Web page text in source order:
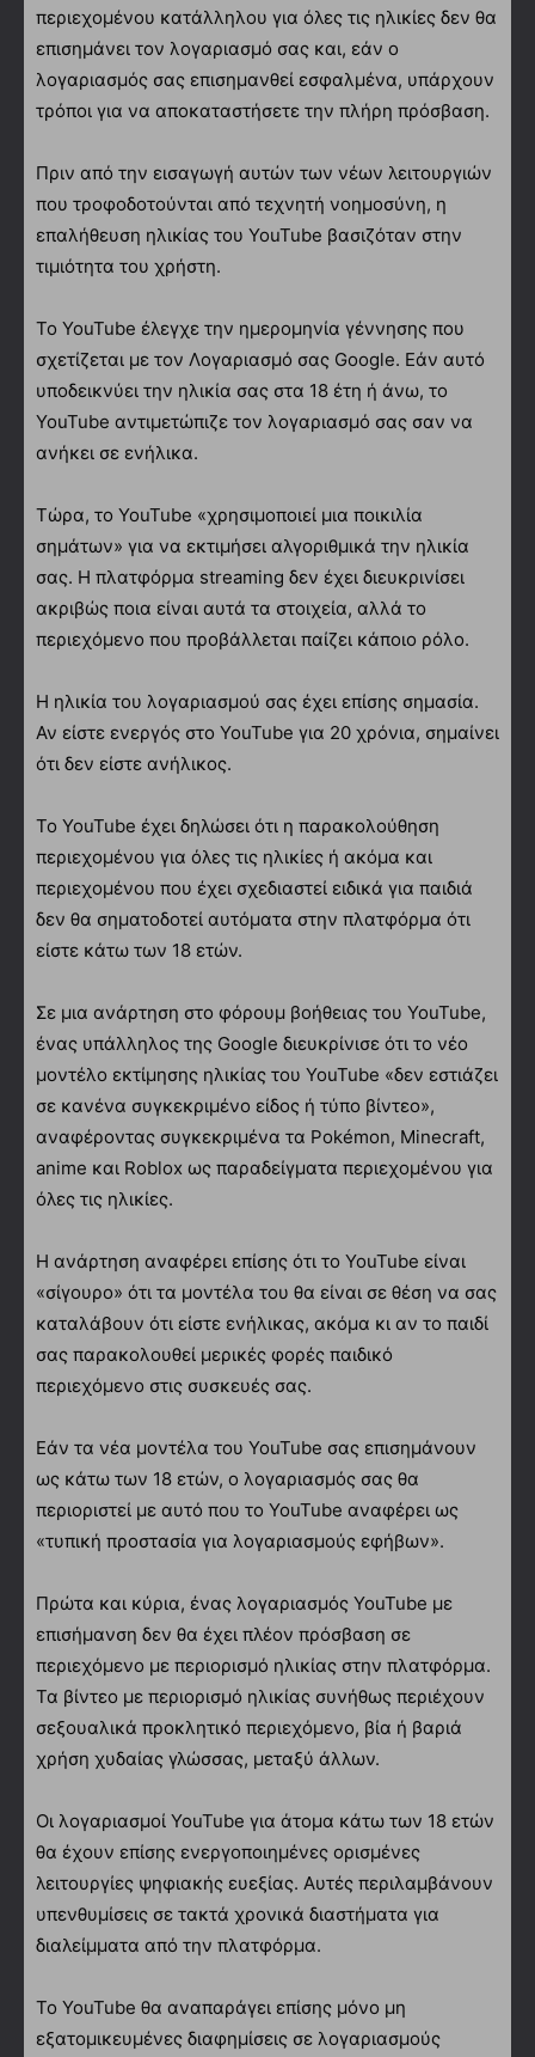
περιεχομένου κατάλληλου για όλες τις ηλικίες δεν θα
επισημάνει τον λογαριασμό σας και, εάν ο
λογαριασμός σας επισημανθεί εσφαλμένα, υπάρχουν
τρόποι για να αποκαταστήσετε την πλήρη πρόσβαση.
Πριν από την εισαγωγή αυτών των νέων λειτουργιών
που τροφοδοτούνται από τεχνητή νοημοσύνη, η
επαλήθευση ηλικίας του YouTube βασιζόταν στην
τιμιότητα του χρήστη.
Το YouTube έλεγχε την ημερομηνία γέννησης που
σχετίζεται με τον Λογαριασμό σας Google. Εάν αυτό
υποδεικνύει την ηλικία σας στα 18 έτη ή άνω, το
YouTube αντιμετώπιζε τον λογαριασμό σας σαν να
ανήκει σε ενήλικα.
Τώρα, το YouTube «χρησιμοποιεί μια ποικιλία
σημάτων» για να εκτιμήσει αλγοριθμικά την ηλικία
σας. Η πλατφόρμα streaming δεν έχει διευκρινίσει
ακριβώς ποια είναι αυτά τα στοιχεία, αλλά το
περιεχόμενο που προβάλλεται παίζει κάποιο ρόλο.
Η ηλικία του λογαριασμού σας έχει επίσης σημασία.
Αν είστε ενεργός στο YouTube για 20 χρόνια, σημαίνει
ότι δεν είστε ανήλικος.
Το YouTube έχει δηλώσει ότι η παρακολούθηση
περιεχομένου για όλες τις ηλικίες ή ακόμα και
περιεχομένου που έχει σχεδιαστεί ειδικά για παιδιά
δεν θα σηματοδοτεί αυτόματα στην πλατφόρμα ότι
είστε κάτω των 18 ετών.
Σε μια ανάρτηση στο φόρουμ βοήθειας του YouTube,
ένας υπάλληλος της Google διευκρίνισε ότι το νέο
μοντέλο εκτίμησης ηλικίας του YouTube «δεν εστιάζει
σε κανένα συγκεκριμένο είδος ή τύπο βίντεο»,
αναφέροντας συγκεκριμένα τα Pokémon, Minecraft,
anime και Roblox ως παραδείγματα περιεχομένου για
όλες τις ηλικίες.
Η ανάρτηση αναφέρει επίσης ότι το YouTube είναι
«σίγουρο» ότι τα μοντέλα του θα είναι σε θέση να σας
καταλάβουν ότι είστε ενήλικας, ακόμα κι αν το παιδί
σας παρακολουθεί μερικές φορές παιδικό
περιεχόμενο στις συσκευές σας.
Εάν τα νέα μοντέλα του YouTube σας επισημάνουν
ως κάτω των 18 ετών, ο λογαριασμός σας θα
περιοριστεί με αυτό που το YouTube αναφέρει ως
«τυπική προστασία για λογαριασμούς εφήβων».
Πρώτα και κύρια, ένας λογαριασμός YouTube με
επισήμανση δεν θα έχει πλέον πρόσβαση σε
περιεχόμενο με περιορισμό ηλικίας στην πλατφόρμα.
Τα βίντεο με περιορισμό ηλικίας συνήθως περιέχουν
σεξουαλικά προκλητικό περιεχόμενο, βία ή βαριά
χρήση χυδαίας γλώσσας, μεταξύ άλλων.
Οι λογαριασμοί YouTube για άτομα κάτω των 18 ετών
θα έχουν επίσης ενεργοποιημένες ορισμένες
λειτουργίες ψηφιακής ευεξίας. Αυτές περιλαμβάνουν
υπενθυμίσεις σε τακτά χρονικά διαστήματα για
διαλείμματα από την πλατφόρμα.
Το YouTube θα αναπαράγει επίσης μόνο μη
εξατομικευμένες διαφημίσεις σε λογαριασμούς